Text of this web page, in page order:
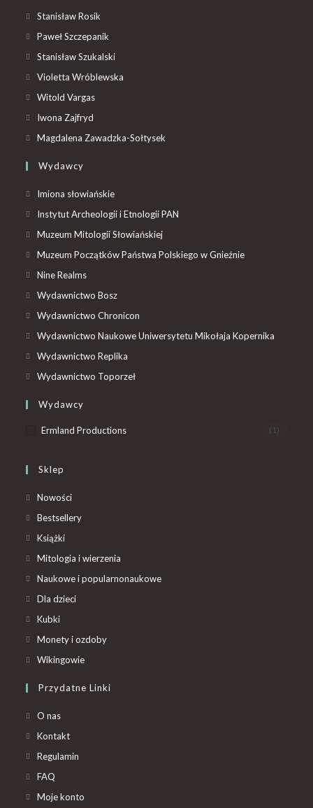
Stanisław Rosik
Paweł Szczepanik
Stanisław Szukalski
Violetta Wróblewska
Witold Vargas
Iwona Zajfryd
Magdalena Zawadzka-Sołtysek
Wydawcy
Imiona słowiańskie
Instytut Archeologii i Etnologii PAN
Muzeum Mitologii Słowiańskiej
Muzeum Początków Państwa Polskiego w Gnieźnie
Nine Realms
Wydawnictwo Bosz
Wydawnictwo Chronicon
Wydawnictwo Naukowe Uniwersytetu Mikołaja Kopernika
Wydawnictwo Replika
Wydawnictwo Toporzeł
Wydawcy
Ermland Productions (1)
Sklep
Nowości
Bestsellery
Książki
Mitologia i wierzenia
Naukowe i popularnonaukowe
Dla dzieci
Kubki
Monety i ozdoby
Wikingowie
Przydatne Linki
O nas
Kontakt
Regulamin
FAQ
Moje konto